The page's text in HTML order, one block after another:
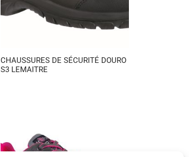
CHAUSSURES DE SÉCURITÉ DOURO
S3 LEMAITRE